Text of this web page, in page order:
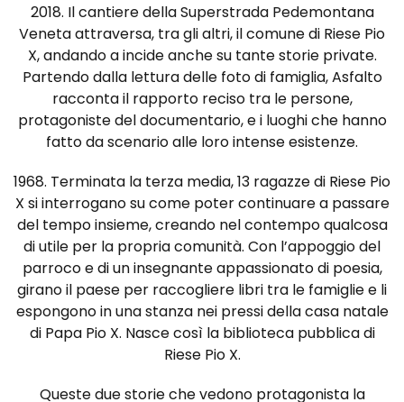
2018. Il cantiere della Superstrada Pedemontana
Veneta attraversa, tra gli altri, il comune di Riese Pio
X, andando a incide anche su tante storie private.
Partendo dalla lettura delle foto di famiglia, Asfalto
racconta il rapporto reciso tra le persone,
protagoniste del documentario, e i luoghi che hanno
fatto da scenario alle loro intense esistenze.
1968. Terminata la terza media, 13 ragazze di Riese Pio
X si interrogano su come poter continuare a passare
del tempo insieme, creando nel contempo qualcosa
di utile per la propria comunità. Con l’appoggio del
parroco e di un insegnante appassionato di poesia,
girano il paese per raccogliere libri tra le famiglie e li
espongono in una stanza nei pressi della casa natale
di Papa Pio X. Nasce così la biblioteca pubblica di
Riese Pio X.
Queste due storie che vedono protagonista la